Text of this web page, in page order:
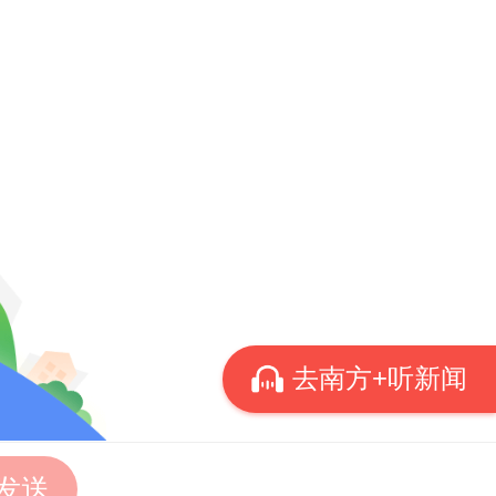
必
与
扰
格
依
开
命和
制高
筹起
去南方+听新闻
送